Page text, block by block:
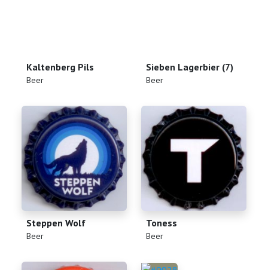
Kaltenberg Pils
(Beer)
Sieben Lagerbier (7)
(Beer)
Steppen Wolf
(Beer)
Toness
(Beer)